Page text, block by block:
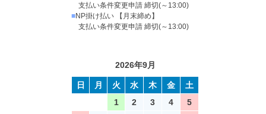
支払い条件変更申請 締切(～13:00)
■NP掛け払い 【月末締め】
支払い条件変更申請 締切(～13:00)
2026年9月
日 月 火 水 木 金
土
1
2 3 4
5